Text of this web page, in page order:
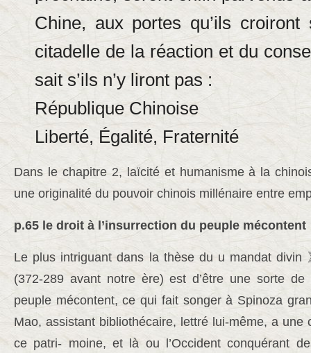
Chine, aux portes qu’ils croiront
citadelle de la réaction et du
sait s’ils n’y liront pas :
République Chinoise
Liberté, Égalité, Fraternité
Dans le chapitre 2, laïcité et humanisme à la
une originalité du pouvoir chinois millénaire entre
p.65 le droit à l’insurrection du peuple mécontent
Le plus intriguant dans la thèse du u mandat divin
(372-289 avant notre ère) est d’être une sorte de
peuple mécontent, ce qui fait songer à Spinoza
Mao, assistant bibliothécaire, lettré lui-même, a une
ce patri- moine, et là ou l’Occident conquérant